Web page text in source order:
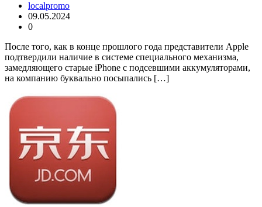
localpromo
09.05.2024
0
После того, как в конце прошлого года представители Apple
подтвердили наличие в системе специального механизма,
замедляющего старые iPhone с подсевшими аккумуляторами,
на компанию буквально посыпались […]